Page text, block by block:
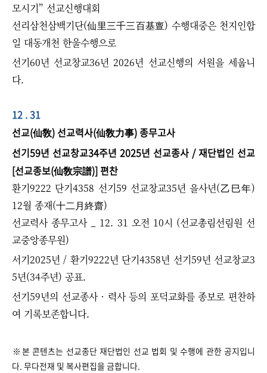
모시기” 선교신행대회
선리삼천삼백기단(仙里三千三百基亶) 수행대중은 천지인합
일 대동개천 한울수행으로
선기60년 선교창교36년 2026년 선교신행의 서원을 세웁니
다. ​​
12 . 31
선교(仙敎) 선교력사(仙敎力事) 종무고사
선기59년 선교창교34주년 2025년 선교종사 / 재단법인 선교
[선교종보(仙敎宗譜)] 편찬
환기9222 단기4358 선기59 선교창교35년 을사년(乙巳年)
12월 종재(十二月終齋)
선교력사 종무고사 _ 12. 31 오전 10시 (선교총림선림원 선
교중앙종무원)
서기2025년 / 환기9222년 단기4358년 선기59년 선교창교3
5년(34주년) 공표.
선기59년의 선교종사 · 력사 등의 포덕교화를 종보로 편찬하
여 기록보존합니다.
​​​​​※본 콘텐츠는 선교종단 재단법인 선교 법회 및 수행에 관한 공지입니
다. 무다전재 및 복사편집을 금합니다.